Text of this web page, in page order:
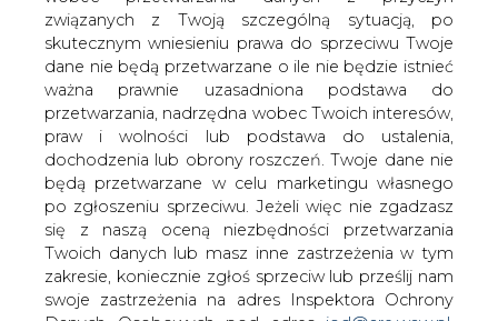
związanych z Twoją szczególną sytuacją, po
skutecznym wniesieniu prawa do sprzeciwu Twoje
dane nie będą przetwarzane o ile nie będzie istnieć
ważna prawnie uzasadniona podstawa do
przetwarzania, nadrzędna wobec Twoich interesów,
praw i wolności lub podstawa do ustalenia,
dochodzenia lub obrony roszczeń. Twoje dane nie
będą przetwarzane w celu marketingu własnego
po zgłoszeniu sprzeciwu. Jeżeli więc nie zgadzasz
się z naszą oceną niezbędności przetwarzania
Twoich danych lub masz inne zastrzeżenia w tym
zakresie, koniecznie zgłoś sprzeciw lub prześlij nam
swoje zastrzeżenia na adres Inspektora Ochrony
spodziewa się już za miesiąc,
przypominać będzie raczej Allegro z
opcją &#8222;kup teraz&#8221; niż
giełdę. Parkiet zapewnić ma większą
płynność i pewność obrotu. Do końca
roku będzie darmowy.
Na platformie biomasowej Towarowej Giełdy Energii
handel nie będzie przypominać giełdy czy licytacji.
Oferent wystawiać będzie konkretną ilość określonej
biomasy (np. 100 ton pelletu) z podaniem jej ceny i
kosztami dostawy. Druga strona będzie mogła kupić
towar na zaproponowanych warunkach. Formę zapłaty